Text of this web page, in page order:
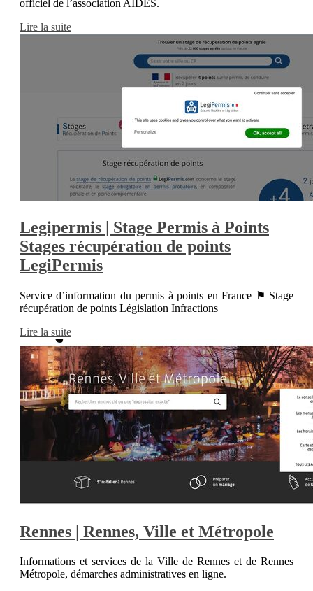
officiel de l’association AIDES.
Lire la suite
Legipermis | Stage Permis à Points
Stages récupéra­tion de points
LegiPermis
Service d’information du permis à points en France ⚑ Stage
récupération de points Législation Infractions
Lire la suite
Rennes | Rennes, Ville et Métropole
Informations et services de la Ville de Rennes et de Rennes
Métropole, démarches administratives en ligne.